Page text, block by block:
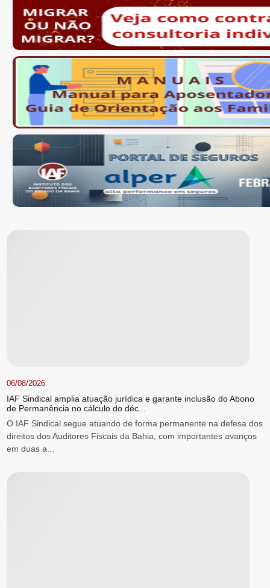
06/08/2026
IAF Sindical amplia atuação jurídica e garante inclusão do Abono
de Permanência no cálculo do déc...
O IAF Sindical segue atuando de forma permanente na defesa dos
direitos dos Auditores Fiscais da Bahia, com importantes avanços
em duas a...